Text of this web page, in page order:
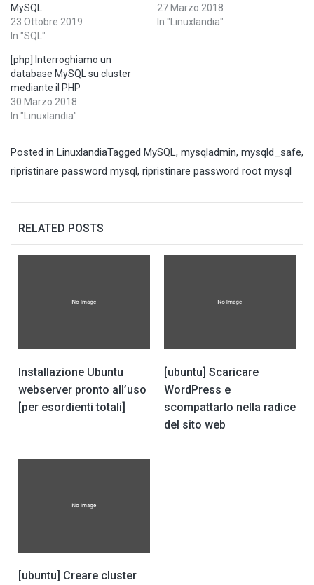
MySQL
23 Ottobre 2019
In "SQL"
27 Marzo 2018
In "Linuxlandia"
[php] Interroghiamo un
database MySQL su cluster
mediante il PHP
30 Marzo 2018
In "Linuxlandia"
Posted in LinuxlandiaTagged MySQL, mysqladmin, mysqld_safe,
ripristinare password mysql, ripristinare password root mysql
RELATED POSTS
Installazione Ubuntu
webserver pronto all’uso
[per esordienti totali]
[ubuntu] Scaricare
WordPress e
scompattarlo nella radice
del sito web
[ubuntu] Creare cluster